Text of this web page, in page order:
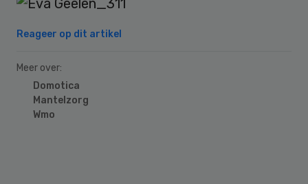
Reageer op dit artikel
Meer over:
Domotica
Mantelzorg
Wmo